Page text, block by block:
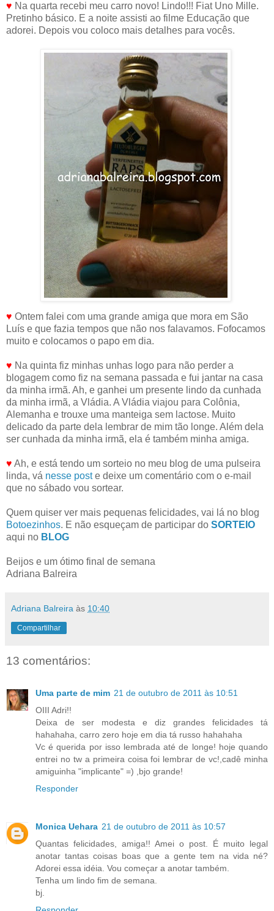
♥ Na quarta recebi meu carro novo! Lindo!!! Fiat Uno Mille.
Pretinho básico. E a noite assisti ao filme Educação que
adorei. Depois vou coloco mais detalhes para vocês.
♥ Ontem falei com uma grande amiga que mora em São
Luís e que fazia tempos que não nos falavamos. Fofocamos
muito e colocamos o papo em dia.
♥ Na quinta fiz minhas unhas logo para não perder a
blogagem como fiz na semana passada e fui jantar na casa
da minha irmã. Ah, e ganhei um presente lindo da cunhada
da minha irmã, a Vládia. A Vládia viajou para Colônia,
Alemanha e trouxe uma manteiga sem lactose. Muito
delicado da parte dela lembrar de mim tão longe. Além dela
ser cunhada da minha irmã, ela é também minha amiga.
♥ Ah, e está tendo um sorteio no meu blog de uma pulseira
linda, vá nesse poste deixe um comentário com o e-mail
que no sábado vou sortear.
Quem quiser ver mais pequenas felicidades, vai lá no blog
Botoezinhos. E não esqueçam de participar do SORTEIO
aqui no BLOG
Beijos e um ótimo final de semana
Adriana Balreira
Adriana Balreira às 10:40
Compartilhar
13 comentários:
Uma parte de mim 21 de outubro de 2011 às 10:51
OIII Adri!!
Deixa de ser modesta e diz grandes felicidades tá
hahahaha, carro zero hoje em dia tá russo hahahaha
Vc é querida por isso lembrada até de longe! hoje quando
entrei no tw a primeira coisa foi lembrar de vc!,cadê minha
amiguinha "implicante" =) ,bjo grande!
Responder
Monica Uehara 21 de outubro de 2011 às 10:57
Quantas felicidades, amiga!! Amei o post. É muito legal
anotar tantas coisas boas que a gente tem na vida né?
Adorei essa idéia. Vou começar a anotar também.
Tenha um lindo fim de semana.
bj.